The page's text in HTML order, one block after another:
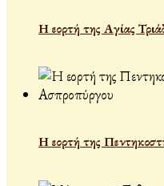
Η εορτή της Αγίας
Η εορτή της